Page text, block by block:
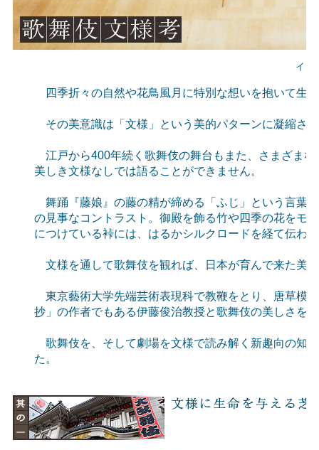
イン
四季折々の自然や花鳥風月に特別な想いを抱いて生
その美意識は「文様」という美的パターンに凝縮さ
江戸から400年続く歌舞伎の舞台もまた、さまざま
美しき文様なしでは語ることができません。
舞踊『藤娘』の藤の精が締める「ふじ」という言葉
の見事なコントラスト。御殿を飾る竹や四季の花をモ
につけている裃には、はるかシルクロードを経て伝わ
文様を通して歌舞伎を観れば、日本が育んで来た美
東京藝術大学先端芸術表現科で教鞭をとり、唐草模
抄」の作者でもある伊藤俊治教授と歌舞伎の美しさを
歌舞伎を、そして劇場を文様で読み解く新趣向の知
た。